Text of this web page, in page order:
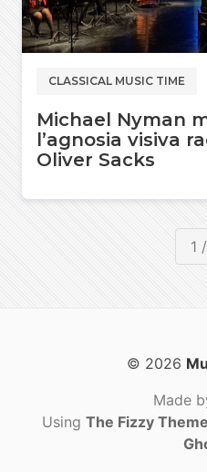
CLASSICAL MUSIC TIME
Michael Nyman
l’agnosia visiva
Oliver Sacks
1
© 2026
Made
Using The Fizzy Theme